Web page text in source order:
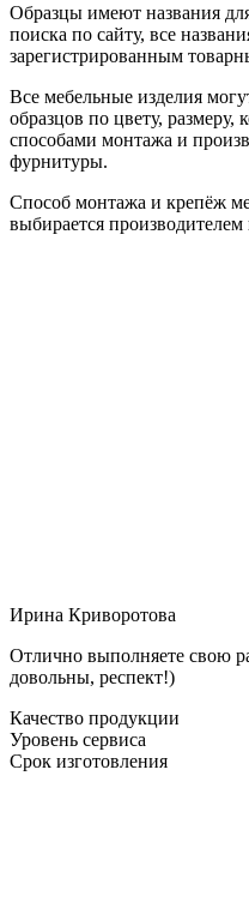
Образцы имеют названия
поиска по сайту, все
зарегистрированным
Все мебельные изделия
образцов по цвету,
способами монтажа и
фурнитуры.
Способ монтажа и крепёж
выбирается
Ирина Криворотова
Отлично выполняете свою
довольны, респект!)
Качество продукции
Уровень сервиса
Срок изготовления